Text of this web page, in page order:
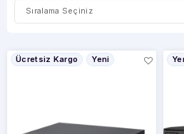
Ücretsiz Kargo Yeni